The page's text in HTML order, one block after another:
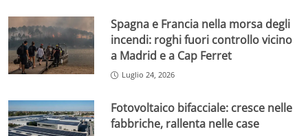
Spagna e Francia nella morsa degli
incendi: roghi fuori controllo vicino
a Madrid e a Cap Ferret
Luglio 24, 2026
Fotovoltaico bifacciale: cresce nelle
fabbriche, rallenta nelle case